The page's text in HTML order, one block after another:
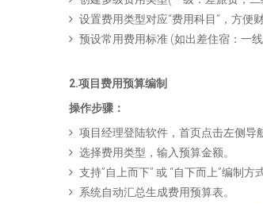
设置费用类型对应“费用科目”，方便
预设常用费用标准 (如出差住宿：一
2.项目费用预算编制
操作步骤：
项目经理登陆软件，首页点击左侧
选择费用类型，输入预算金额。
支持”自上而下” 或 “自下而上”编制方式
系统自动汇总生成费用预算表。